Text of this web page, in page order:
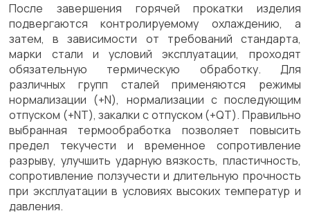
После завершения горячей прокатки изделия
подвергаются контролируемому охлаждению, а
затем, в зависимости от требований стандарта,
марки стали и условий эксплуатации, проходят
обязательную термическую обработку. Для
различных групп сталей применяются режимы
нормализации (+N), нормализации с последующим
отпуском (+NT), закалки с отпуском (+QT). Правильно
выбранная термообработка позволяет повысить
предел текучести и временное сопротивление
разрыву, улучшить ударную вязкость, пластичность,
сопротивление ползучести и длительную прочность
при эксплуатации в условиях высоких температур и
давления.